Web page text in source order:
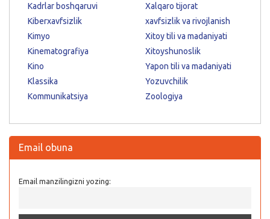
Kadrlar boshqaruvi
Kiberxavfsizlik
Kimyo
Kinematografiya
Kino
Klassika
Kommunikatsiya
Xalqaro tijorat
xavfsizlik va rivojlanish
Xitoy tili va madaniyati
Xitoyshunoslik
Yapon tili va madaniyati
Yozuvchilik
Zoologiya
Email obuna
Email manzilingizni yozing: